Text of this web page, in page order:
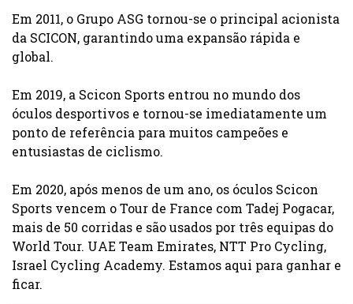
Em 2011, o Grupo ASG tornou-se o principal acionista
da SCICON, garantindo uma expansão rápida e
global.
Em 2019, a Scicon Sports entrou no mundo dos
óculos desportivos e tornou-se imediatamente um
ponto de referência para muitos campeões e
entusiastas de ciclismo.
Em 2020, após menos de um ano, os óculos Scicon
Sports vencem o Tour de France com Tadej Pogacar,
mais de 50 corridas e são usados por três equipas do
World Tour. UAE Team Emirates, NTT Pro Cycling,
Israel Cycling Academy. Estamos aqui para ganhar e
ficar.